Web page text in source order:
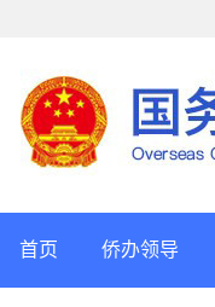
首页 侨办领导